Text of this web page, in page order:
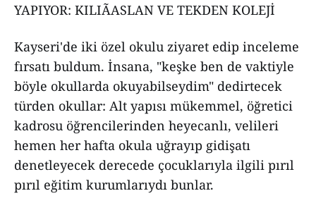
YAPIYOR: KILIÃASLAN VE TEKDEN KOLEJİ
Kayseri'de iki özel okulu ziyaret edip inceleme
fırsatı buldum. İnsana, "keşke ben de vaktiyle
böyle okullarda okuyabilseydim" dedirtecek
türden okullar: Alt yapısı mükemmel, öğretici
kadrosu öğrencilerinden heyecanlı, velileri
hemen her hafta okula uğrayıp gidişatı
denetleyecek derecede çocuklarıyla ilgili pırıl
pırıl eğitim kurumlarıydı bunlar.